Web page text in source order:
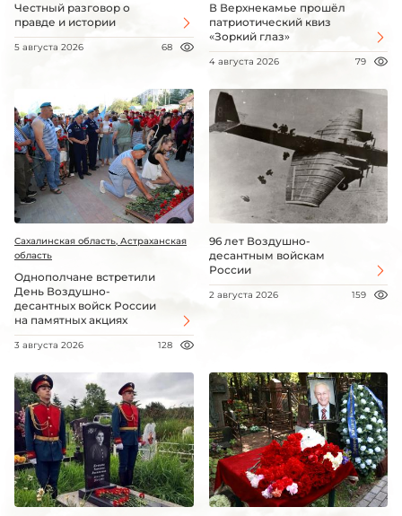
Честный разговор о
правде и истории
5 августа 2026 68
В Верхнекамье прошёл
патриотический квиз
«Зоркий глаз»
4 августа 2026 79
Сахалинская область, Астраханская
область
Однополчане встретили
День Воздушно-
десантных войск России
на памятных акциях
3 августа 2026 128
96 лет Воздушно-
десантным войскам
России
2 августа 2026 159